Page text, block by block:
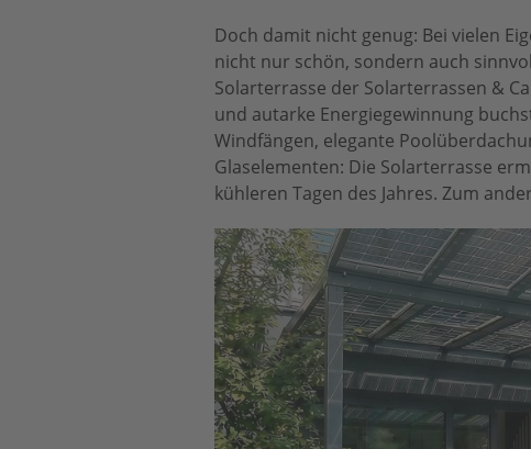
Doch damit nicht genug: Bei vielen
nicht nur schön, sondern auch
Solarterrasse der Solarterrassen &
und autarke Energiegewinnung
Windfängen, elegante
Glaselementen: Die Solarterrasse
kühleren Tagen des Jahres. Zum